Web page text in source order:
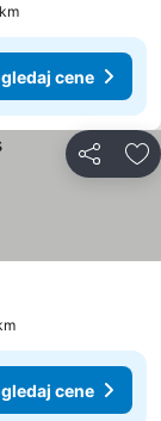
cene
Deli
cene